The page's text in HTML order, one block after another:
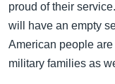
proud of their
will have an empty
American people
military families as